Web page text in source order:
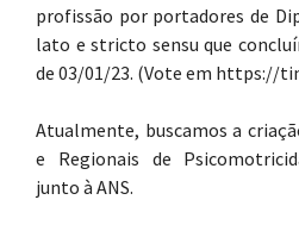
profissão por portadores de
lato e stricto sensu que
de 03/01/23. (Vote em https://
Atualmente, buscamos a
e Regionais de
junto à ANS.